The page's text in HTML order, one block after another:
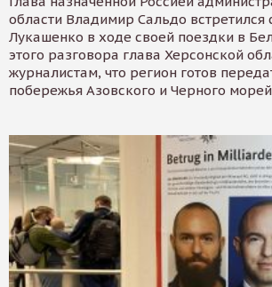
области Владимир Сальдо
Лукашенко в ходе своей поездки в
этого разговора глава Херсонской
журналистам, что регион готов
побережья Азовского и Черного морей